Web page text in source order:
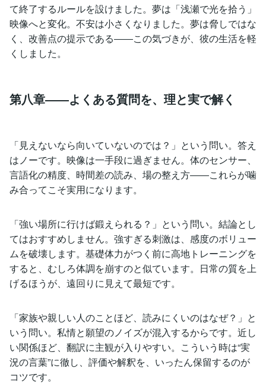
て終了するルールを設けました。夢は「浅瀬で光を拾う」
映像へと変化。不安は小さくなりました。夢は脅しではな
く、改善点の提示である――この気づきが、彼の生活を軽
くしました。
第八章――よくある質問を、理と実で解く
「見えないなら向いていないのでは？」という問い。答え
はノーです。映像は一手段に過ぎません。体のセンサー、
言語化の精度、時間差の読み、場の整え方――これらが噛
み合ってこそ実用になります。
「強い場所に行けば鍛えられる？」という問い。結論とし
てはおすすめしません。強すぎる刺激は、感度のボリュー
ムを破壊します。基礎体力がつく前に高地トレーニングを
すると、むしろ体調を崩すのと似ています。日常の質を上
げるほうが、遠回りに見えて最短です。
「家族や親しい人のことほど、読みにくいのはなぜ？」と
いう問い。私情と願望のノイズが混入するからです。近し
い関係ほど、翻訳に主観が入りやすい。こういう時は“実
況の言葉”に徹し、評価や解釈を、いったん保留するのが
コツです。